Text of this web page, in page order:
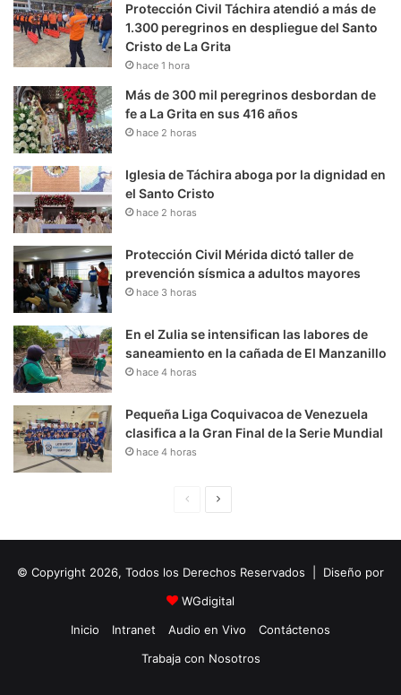
Protección Civil Táchira atendió a más de
1.300 peregrinos en despliegue del Santo
Cristo de La Grita
hace 1 hora
Más de 300 mil peregrinos desbordan de
fe a La Grita en sus 416 años
hace 2 horas
Iglesia de Táchira aboga por la dignidad en
el Santo Cristo
hace 2 horas
Protección Civil Mérida dictó taller de
prevención sísmica a adultos mayores
hace 3 horas
En el Zulia se intensifican las labores de
saneamiento en la cañada de El Manzanillo
hace 4 horas
Pequeña Liga Coquivacoa de Venezuela
clasifica a la Gran Final de la Serie Mundial
hace 4 horas
i
n
a
u
i
e
© Copyright 2026, Todos los Derechos Reservados | Diseño por
WGdigital
Inicio
Intranet Audio en Vivo
Contáctenos
Trabaja con Nosotros